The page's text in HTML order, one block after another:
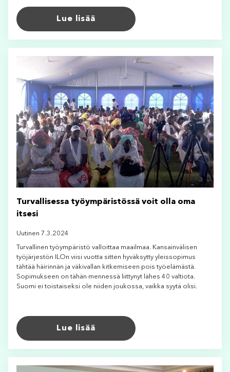
Lue lisää
Turvallisessa työympäristössä voit olla oma
itsesi
Uutinen 7.3.2024
Turvallinen työympäristö valloittaa maailmaa. Kansainvälisen
työjärjestön ILOn viisi vuotta sitten hyväksytty yleissopimus
tähtää häirinnän ja väkivallan kitkemiseen pois työelämästä.
Sopimukseen on tähän mennessä liittynyt lähes 40 valtiota.
Suomi ei toistaiseksi ole niiden joukossa, vaikka syytä olisi.
Lue lisää